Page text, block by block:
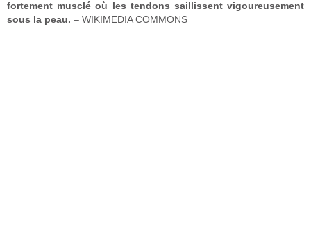
fortement musclé où les tendons saillissent vigoureusement
sous la peau. – WIKIMEDIA COMMONS